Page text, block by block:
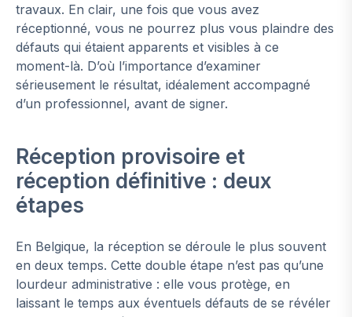
travaux. En clair, une fois que vous avez
réceptionné, vous ne pourrez plus vous plaindre des
défauts qui étaient apparents et visibles à ce
moment-là. D’où l’importance d’examiner
sérieusement le résultat, idéalement accompagné
d’un professionnel, avant de signer.
Réception provisoire et
réception définitive : deux
étapes
En Belgique, la réception se déroule le plus souvent
en deux temps. Cette double étape n’est pas qu’une
lourdeur administrative : elle vous protège, en
laissant le temps aux éventuels défauts de se révéler